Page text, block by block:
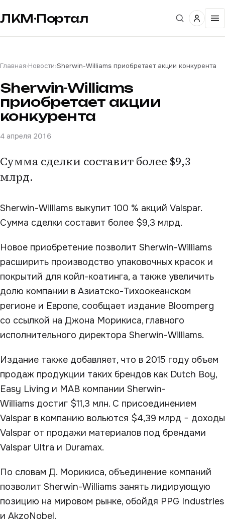
ЛКМ·Портал
Главная›Новости›Sherwin-Williams приобретает акции конкурента
Sherwin-Williams
приобретает акции
конкурента
4 апреля 2016
Сумма сделки составит более $9,3
млрд.
Sherwin-Williams выкупит 100 % акций Valspar.
Сумма сделки составит более $9,3 млрд.
Новое приобретение позволит Sherwin-Williams
расширить производство упаковочных красок и
покрытий для койл-коатинга, а также увеличить
долю компании в Азиатско-Тихоокеанском
регионе и Европе, сообщает издание Bloomperg
со ссылкой на Джона Морикиса, главного
исполнительного директора Sherwin-Williams.
Издание также добавляет, что в 2015 году объем
продаж продукции таких брендов как Dutch Boy,
Easy Living и MAB компании Sherwin-
Williams достиг $11,3 млн. С присоединением
Valspar в компанию вольются $4,39 млрд − доходы
Valspar от продажи материалов под брендами
Valspar Ultra и Duramax.
По словам Д. Морикиса, объединение компаний
позволит Sherwin-Williams занять лидирующую
позицию на мировом рынке, обойдя PPG Industries
и AkzoNobel.